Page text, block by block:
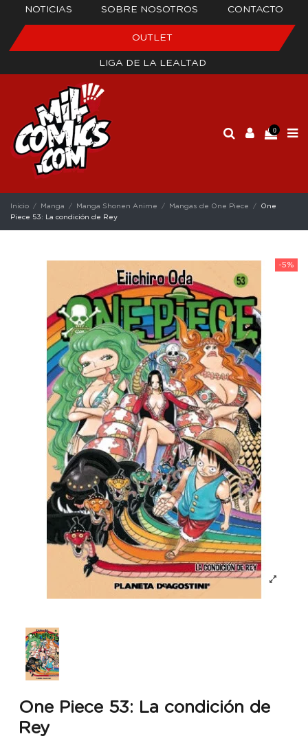
NOTICIAS SOBRE NOSOTROS CONTACTO
OUTLET
LIGA DE LA LEALTAD
0
Inicio Manga Manga Shonen Anime Mangas de One Piece
One
Piece 53: La condición de Rey
-5%
One Piece 53: La condición de
Rey